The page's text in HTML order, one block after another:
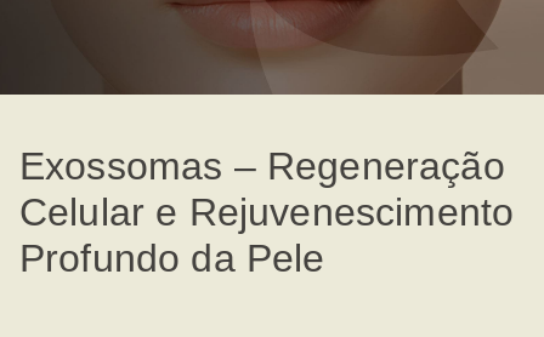
Exossomas – Regeneração
Celular e Rejuvenescimento
Profundo da Pele